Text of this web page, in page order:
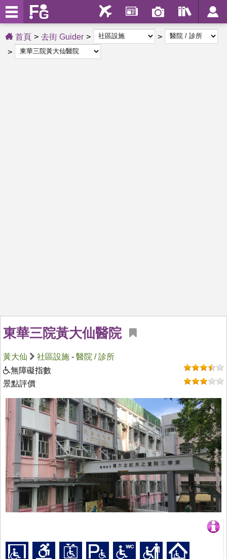
首頁 去街 Guider
東華三院黃大仙醫院
黃大仙 社區設施 - 醫院 / 診所
無障礙指數
景點評價